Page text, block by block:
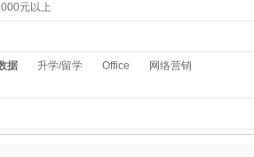
元以上
据 升学/留学 Office
网络营销